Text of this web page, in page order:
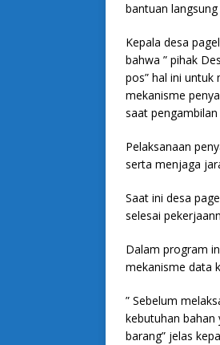
bantuan
Kepala desa
bahwa ” pihak
pos” hal ini
mekanisme
saat
Pelaksanaan
serta menjaga
Saat ini desa
selesai
Dalam program
mekanisme data
” Sebelum
kebutuhan
barang” jelas